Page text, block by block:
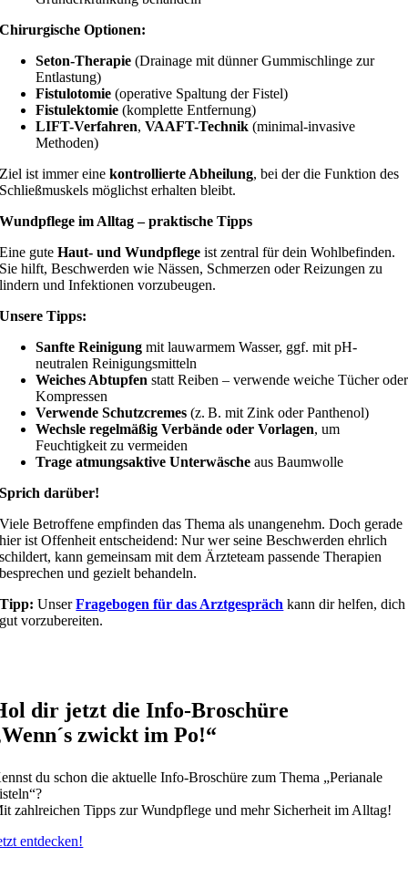
Chirurgische Optionen:
Seton-Therapie (Drainage mit dünner Gummischlinge zur
Entlastung)
Fistulotomie (operative Spaltung der Fistel)
Fistulektomie (komplette Entfernung)
LIFT-Verfahren,VAAFT-Technik (minimal-invasive
Methoden)
Ziel ist immer einekontrollierte Abheilung, bei der die Funktion des
Schließmuskels möglichst erhalten bleibt.
Wundpflege im Alltag – praktische Tipps
Eine guteHaut- und Wundpflege ist zentral für dein Wohlbefinden.
Sie hilft, Beschwerden wie Nässen, Schmerzen oder Reizungen zu
lindern und Infektionen vorzubeugen.
Unsere Tipps:
Sanfte Reinigung mit lauwarmem Wasser, ggf. mit pH-
neutralen Reinigungsmitteln
Weiches Abtupfen statt Reiben – verwende weiche Tücher oder
Kompressen
Verwende Schutzcremes (z. B. mit Zink oder Panthenol)
Wechsle regelmäßig Verbände oder Vorlagen, um
Feuchtigkeit zu vermeiden
Trage atmungsaktive Unterwäsche aus Baumwolle
Sprich darüber!
Viele Betroffene empfinden das Thema als unangenehm. Doch gerade
hier ist Offenheit entscheidend: Nur wer seine Beschwerden ehrlich
schildert, kann gemeinsam mit dem Ärzteteam passende Therapien
besprechen und gezielt behandeln.
Tipp: UnserFragebogen für das Arztgespräch kann dir helfen, dich
gut vorzubereiten.
dir jetzt die Info-Broschüre
zwickt im Po!“
du schon die aktuelle Info-Broschüre zum Thema „Perianale
zahlreichen Tipps zur Wundpflege und mehr Sicherheit im Alltag!
entdecken!